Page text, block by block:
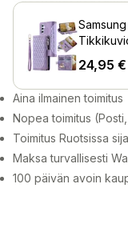
24,95 €
Aina ilmainen toimitus
Nopea toimitus
Toimitus Ruotsissa
Maksa turvallisesti
100 päivän avoin